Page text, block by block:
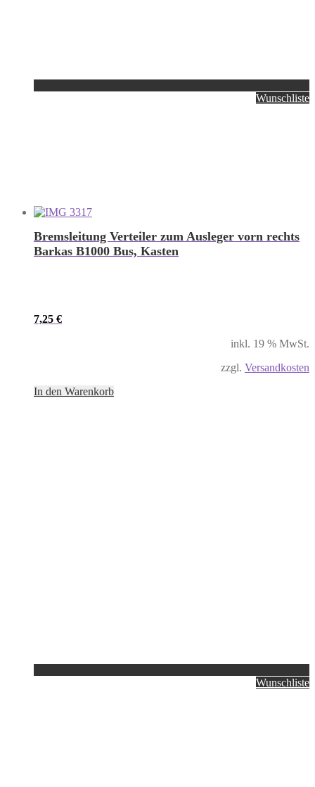
Wunschliste
Bremsleitung Verteiler zum Ausleger vorn rechts
Barkas B1000 Bus, Kasten
7,25 €
inkl. 19 % MwSt.
zzgl. Versandkosten
In den Warenkorb
Wunschliste